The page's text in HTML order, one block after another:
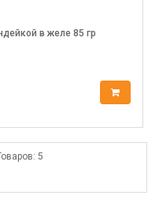
в желе 85 гр
5